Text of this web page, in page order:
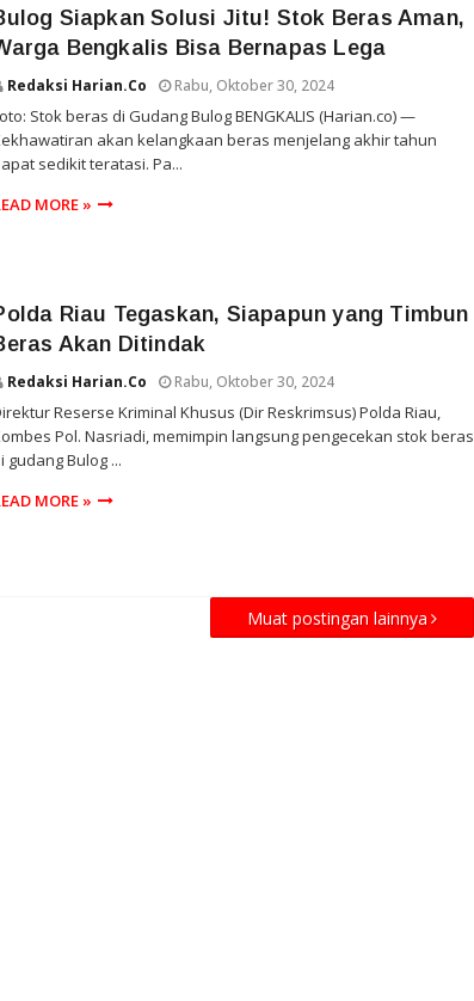
Siapkan Solusi Jitu! Stok Beras Aman,
Bengkalis Bisa Bernapas Lega
Redaksi Harian.co Rabu, Oktober 30, 2024
Stok beras di Gudang Bulog BENGKALIS (Harian.co) —
akan kelangkaan beras menjelang akhir tahun
sedikit teratasi. Pa...
MORE »
Riau Tegaskan, Siapapun yang Timbun
Akan Ditindak
Redaksi Harian.co Rabu, Oktober 30, 2024
Reserse Kriminal Khusus (Dir Reskrimsus) Polda Riau,
Pol. Nasriadi, memimpin langsung pengecekan stok beras
gudang Bulog ...
MORE »
Muat postingan lainnya